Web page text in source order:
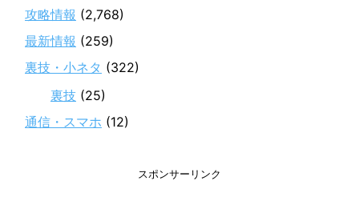
攻略情報 (2,768)
最新情報 (259)
裏技・小ネタ (322)
裏技 (25)
通信・スマホ (12)
スポンサーリンク